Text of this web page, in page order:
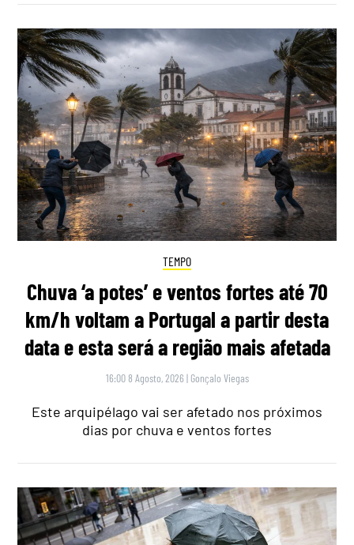
TEMPO
Chuva ‘a potes’ e ventos fortes até 70
km/h voltam a Portugal a partir desta
data e esta será a região mais afetada
16:00 8 Agosto, 2026 | Gonçalo Viegas
Este arquipélago vai ser afetado nos próximos
dias por chuva e ventos fortes